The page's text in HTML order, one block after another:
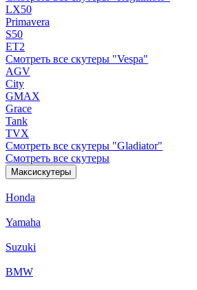
LX50
Primavera
S50
ET2
Смотреть все скутеры "Vespa"
AGV
City
GMAX
Grace
Tank
TVX
Смотреть все скутеры "Gladiator"
Смотреть все скутеры
Максискутеры
Honda
Yamaha
Suzuki
BMW